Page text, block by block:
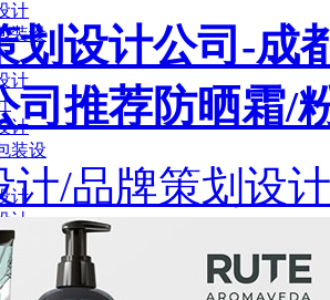
计
装设
计
计
装设
计
计
计
划设计公司-成
司推荐防晒霜/
计/品牌策划设